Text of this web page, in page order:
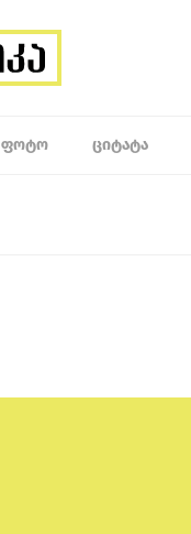
ᲤᲝᲢᲝ ᲪᲘᲢᲐᲢᲐ